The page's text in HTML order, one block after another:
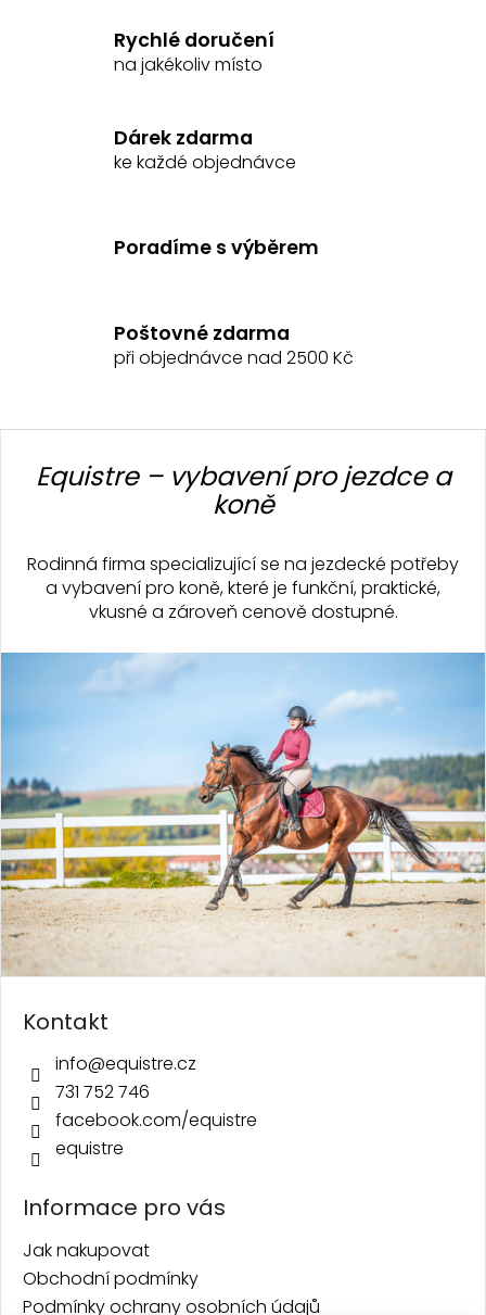
a
c
í
r
v
k
ý
p
u
á
n
Rychlé doručení
na jakékoliv místo
Dárek zdarma
ke každé objednávce
Poradíme s výběrem
Poštovné zdarma
při objednávce nad 2500 Kč
Equistre – vybavení pro jezdce a
koně
Rodinná firma specializující se na jezdecké potřeby
a vybavení pro koně, které je funkční, praktické,
vkusné a zároveň cenově dostupné.
Kontakt
info@equistre.cz
731 752 746
facebook.com/equistre
equistre
Informace pro vás
Jak nakupovat
Obchodní podmínky
Podmínky ochrany osobních údajů